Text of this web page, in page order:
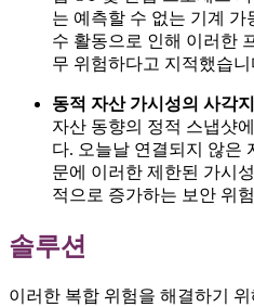
는 예측할 수 없는 기계
수 활동으로 인해 이러한
무 위험하다고 지적했습니
동적 자산 가시성의 사각
자산 동향의 정적 스냅샷
다. 오늘날 연결되지 않은
문에 이러한 제한된 가시
적으로 증가하는 보안 위
솔루션
이러한 복합 위험을 해결하기